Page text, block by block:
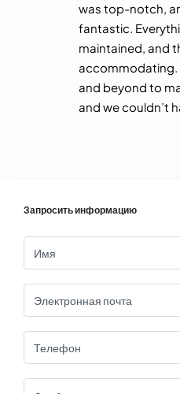
was top-notch,
fantastic.
maintained, and
accommodating.
and beyond to
and we couldn’t
Запросить информацию